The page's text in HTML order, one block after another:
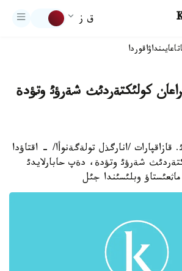
ق ز
تاعايىنداۋاقوردا
كولئكتةردئث شةرؤئ وتؤدة
اقپاننئث 10-ئ. قازاقپارات /انارگذل تولةگةنوأا/ - اقتاؤدا
شةرؤئ وتؤدة، دةپ حابارلايدئ
وبلئسئندا جئل